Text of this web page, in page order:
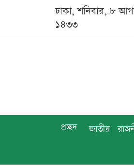
ঢাকা, শনিবার, ৮
১৪৩৩
প্রচ্ছদ জাতীয়